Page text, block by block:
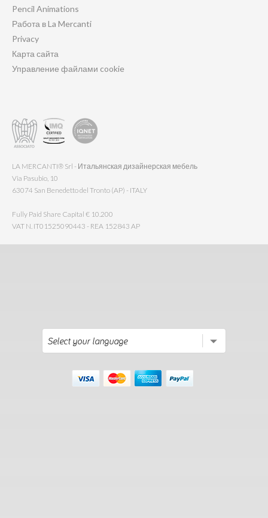
Pencil Animations
Работа в La Mercanti
Privacy
Карта сайта
Управление файлами cookie
LA MERCANTI® Srl - Итальянская дизайнерская мебель
Via Pasubio, 10
63074 San Benedetto del Tronto (AP) - ITALY
Fully Paid Share Capital € 10.200
VAT N. IT01525090443 - REA 152843 AP